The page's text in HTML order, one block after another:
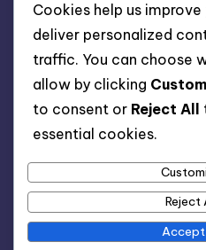
Zásady používání souborů
Kontaktujte nás
Obchodní podmínky
Kdo jsme
Cookies help us
deliver personalized
traffic. You can choose
allow by clicking
to consent or Reject All
essential cookies.
Reject
Accept